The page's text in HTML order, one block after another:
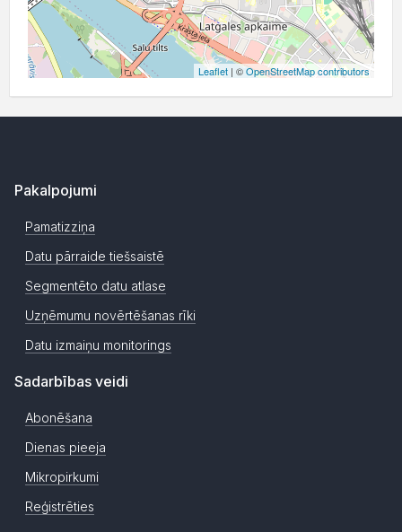
Leaflet | ©OpenStreetMap contributors
Pakalpojumi
Pamatizziņa
Datu pārraide tiešsaistē
Segmentēto datu atlase
Uzņēmumu novērtēšanas rīki
Datu izmaiņu monitorings
Sadarbības veidi
Abonēšana
Dienas pieeja
Mikropirkumi
Reģistrēties